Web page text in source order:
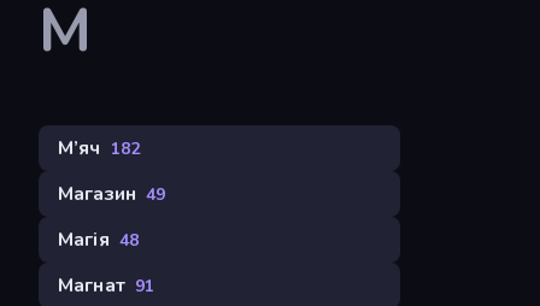
М
М’яч 182
Магазин 49
Магія 48
Магнат 91